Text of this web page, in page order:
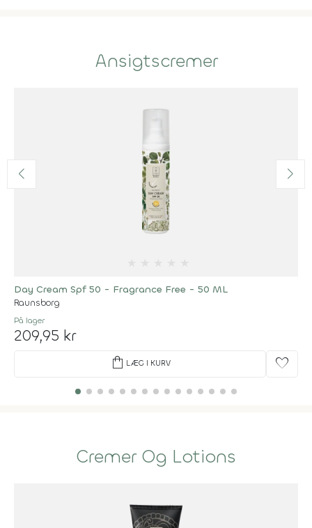
Ansigtscremer
Day Cream Spf 50 - Fragrance Free - 50 ML
Raunsborg
På lager
209,95 kr
shopping_bag LÆG I KURV favorite
Cremer Og Lotions